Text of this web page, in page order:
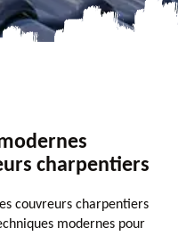
charpentiers
couvreurs charpentiers
modernes pour